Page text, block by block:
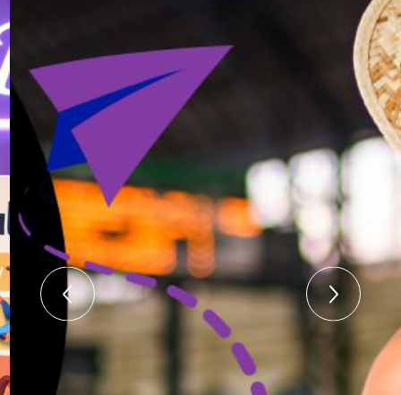
Proeflessen
Beginners 1 & 2 starten met proeflessen vanaf 14
September en 8-weekse cursussen vanaf 21
September